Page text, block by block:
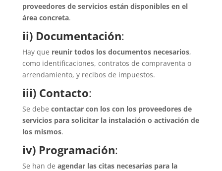
proveedores de servicios están disponibles en el
área concreta.
ii) Documentación:
Hay que reunir todos los documentos necesarios,
como identificaciones, contratos de compraventa o
arrendamiento, y recibos de impuestos.
iii) Contacto:
Se debe contactar con los con los proveedores de
servicios para solicitar la instalación o activación de
los mismos.
iv) Programación:
Se han de agendar las citas necesarias para la